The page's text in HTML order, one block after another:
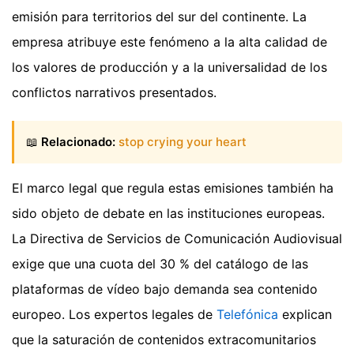
emisión para territorios del sur del continente. La
empresa atribuye este fenómeno a la alta calidad de
los valores de producción y a la universalidad de los
conflictos narrativos presentados.
📖 Relacionado: stop crying your heart
El marco legal que regula estas emisiones también ha
sido objeto de debate en las instituciones europeas.
La Directiva de Servicios de Comunicación Audiovisual
exige que una cuota del 30 % del catálogo de las
plataformas de vídeo bajo demanda sea contenido
europeo. Los expertos legales de Telefónica explican
que la saturación de contenidos extracomunitarios